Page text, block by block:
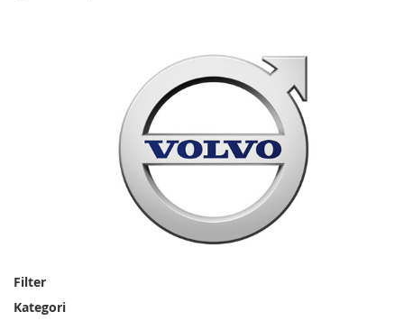
Filter
Kategori